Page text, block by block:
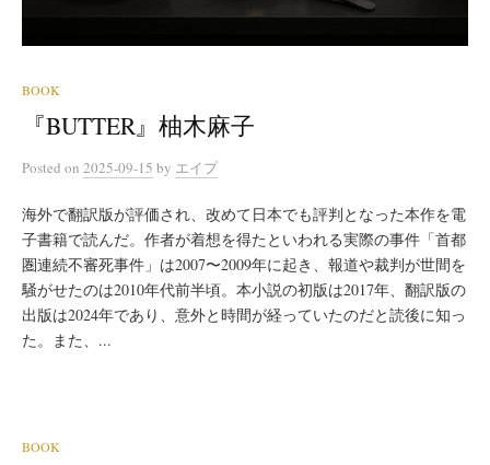
BOOK
『BUTTER』柚木麻子
Posted on 2025-09-15 by エイプ
海外で翻訳版が評価され、改めて日本でも評判となった本作を電
子書籍で読んだ。作者が着想を得たといわれる実際の事件「首都
圏連続不審死事件」は2007〜2009年に起き、報道や裁判が世間を
騒がせたのは2010年代前半頃。本小説の初版は2017年、翻訳版の
出版は2024年であり、意外と時間が経っていたのだと読後に知っ
た。また、...
BOOK